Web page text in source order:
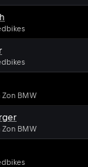
BMW
BMW